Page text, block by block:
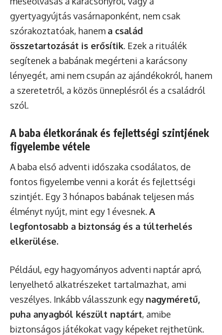
gyertyagyújtás vasárnaponként, nem csak
szórakoztatóak, hanem a család
összetartozását is erősítik. Ezek a rituálék
segítenek a babának megérteni a karácsony
lényegét, ami nem csupán az ajándékokról, hanem
a szeretetről, a közös ünneplésről és a családról
szól.
A baba életkorának és fejlettségi szintjének
figyelembe vétele
A baba első adventi időszaka csodálatos, de
fontos figyelembe venni a korát és fejlettségi
szintjét. Egy 3 hónapos babának teljesen más
élményt nyújt, mint egy 1 évesnek. A
legfontosabb a biztonság és a túlterhelés
elkerülése.
Például, egy hagyományos adventi naptár apró,
lenyelhető alkatrészeket tartalmazhat, ami
veszélyes. Inkább válasszunk egy nagyméretű,
puha anyagból készült naptárt, amibe
biztonságos játékokat vagy képeket rejthetünk.